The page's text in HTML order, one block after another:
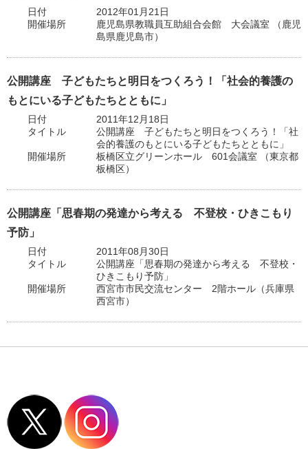
日付
2012年01月21日
開催場所
鹿児島県教職員互助組合会館 大会議室 （鹿児
島県鹿児島市）
公開講座 子どもたちと明日をつくろう！「社会的養護の
もとにいる子どもたちとともに」
日付
2011年12月18日
タイトル
公開講座 子どもたちと明日をつくろう！「社
会的養護のもとにいる子どもたちとともに」
開催場所
板橋区立グリーンホール 601会議室 （東京都
板橋区）
公開講座「思春期の発達から考える 不登校・ひきこもり
予防」
日付
2011年08月30日
タイトル
公開講座「思春期の発達から考える 不登校・
ひきこもり予防」
開催場所
西宮市市民交流センター 2階ホール（兵庫県
西宮市）